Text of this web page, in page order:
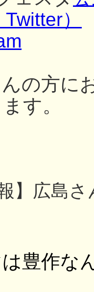
）
の方に
す。
】広島
豊作な